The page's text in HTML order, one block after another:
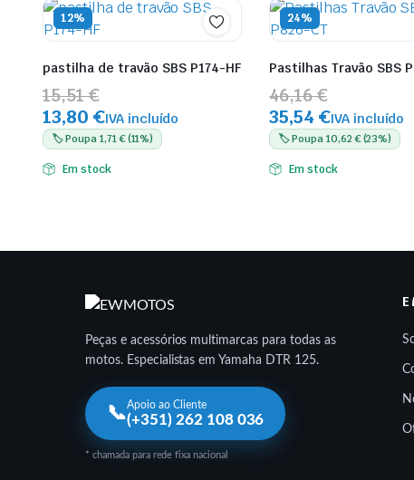
12%
pastilha de travão SBS P174-HF
15,51 €
13,80 €IVA incluído
🏷️ Poupa 1,71 € (11%)
Em stock
24%
Pastilhas Travão SBS
46,16 €
35,54 €IVA incluído
🏷️ Poupa 10,62 € (23%)
Em stock
Peças e acessórios multimarcas para todas as
motos. Especialistas em Yamaha DTR 125.
📞Apoio ao Cliente
(+351) 262 108 036
* chamada para rede fixa nacional